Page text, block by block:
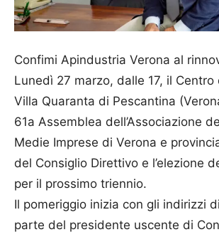
Confimi Apindustria Verona al
Lunedì 27 marzo, dalle 17, il Centro
Villa Quaranta di Pescantina
61a Assemblea dell’Associazione
Medie Imprese di Verona e
del Consiglio Direttivo e l’elezione
per il prossimo triennio.
Il pomeriggio inizia con gli indirizzi
parte del presidente uscente di